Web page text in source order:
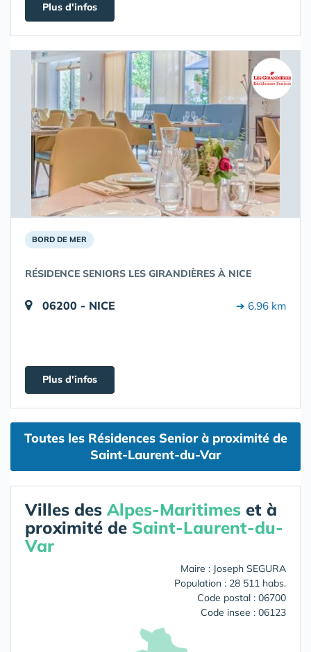
Plus d'infos
BORD DE MER
RÉSIDENCE SENIORS LES GIRANDIÈRES À NICE
06200 - NICE ➔ 6.96 km
Plus d'infos
Toutes les Résidences Senior à proximité de
Saint-Laurent-du-Var
Villes des Alpes-Maritimes et à
proximité de Saint-Laurent-du-
Var
Maire : Joseph SEGURA
Population : 28 511 habs.
Code postal : 06700
Code insee : 06123